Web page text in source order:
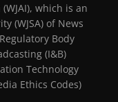
which is an
(WJSA) of News
Body
(I&B)
Technology
Ethics Codes)